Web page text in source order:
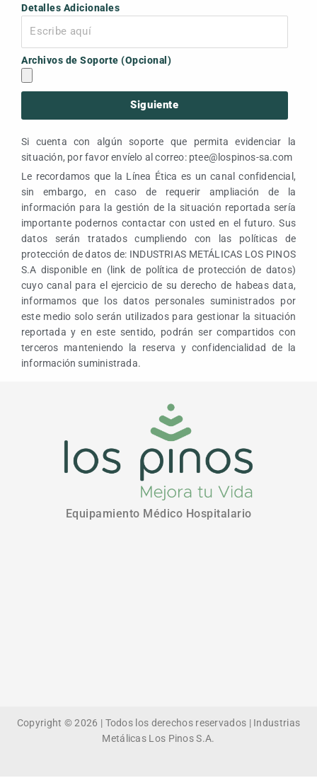
Detalles Adicionales
Archivos de Soporte (Opcional)
Siguiente
Si cuenta con algún soporte que permita evidenciar la
situación, por favor envíelo al correo: ptee@lospinos-sa.com
Le recordamos que la Línea Ética es un canal confidencial,
sin embargo, en caso de requerir ampliación de la
información para la gestión de la situación reportada sería
importante podernos contactar con usted en el futuro. Sus
datos serán tratados cumpliendo con las políticas de
protección de datos de: INDUSTRIAS METÁLICAS LOS PINOS
S.A disponible en (link de política de protección de datos)
cuyo canal para el ejercicio de su derecho de habeas data,
informamos que los datos personales suministrados por
este medio solo serán utilizados para gestionar la situación
reportada y en este sentido, podrán ser compartidos con
terceros manteniendo la reserva y confidencialidad de la
información suministrada.
Equipamiento Médico Hospitalario
Copyright © 2026 | Todos los derechos reservados | Industrias
Metálicas Los Pinos S.A.